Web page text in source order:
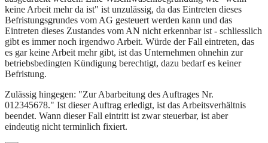
keine Arbeit mehr da ist" ist unzulässig, da das Eintreten dieses
Befristungsgrundes vom AG gesteuert werden kann und das
Eintreten dieses Zustandes vom AN nicht erkennbar ist - schliesslich
gibt es immer noch irgendwo Arbeit. Würde der Fall eintreten, das
es gar keine Arbeit mehr gibt, ist das Unternehmen ohnehin zur
betriebsbedingten Kündigung berechtigt, dazu bedarf es keiner
Befristung.
Zulässig hingegen: "Zur Abarbeitung des Auftrages Nr.
012345678." Ist dieser Auftrag erledigt, ist das Arbeitsverhältnis
beendet. Wann dieser Fall eintritt ist zwar steuerbar, ist aber
eindeutig nicht terminlich fixiert.